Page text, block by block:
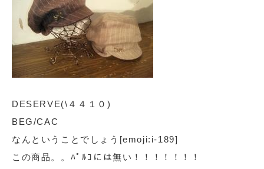
DESERVE(\４４１０)
BEG/CAC
なんということでしょう[emoji:i-189]
この商品。。ﾊﾟﾙｺには無い！！！！！！！